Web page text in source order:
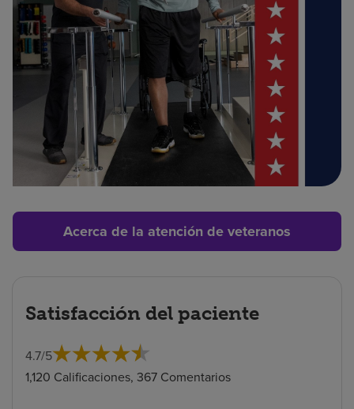
Acerca de la atención de veteranos
Satisfacción del paciente
4.7/5
1,120 Calificaciones, 367 Comentarios